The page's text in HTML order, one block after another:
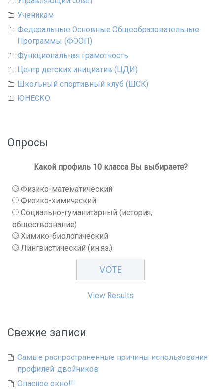
Ученикам
Федеральные Основные Общеобразовательные
Программы (ФООП)
Функциональная грамотность
Центр детских инициатив (ЦДИ)
Школьный спортивный клуб (ШСК)
ЮНЕСКО
Опросы
Какой профиль 10 класса Вы выбираете?
Физико-математический
Физико-химический
Социально-гуманитарный (история,
обществознание)
Химико-биологический
Лингвистический (ин.яз.)
View Results
Свежие записи
Самые распространенные причины использования
профилей-двойников
Опасное окно!!!